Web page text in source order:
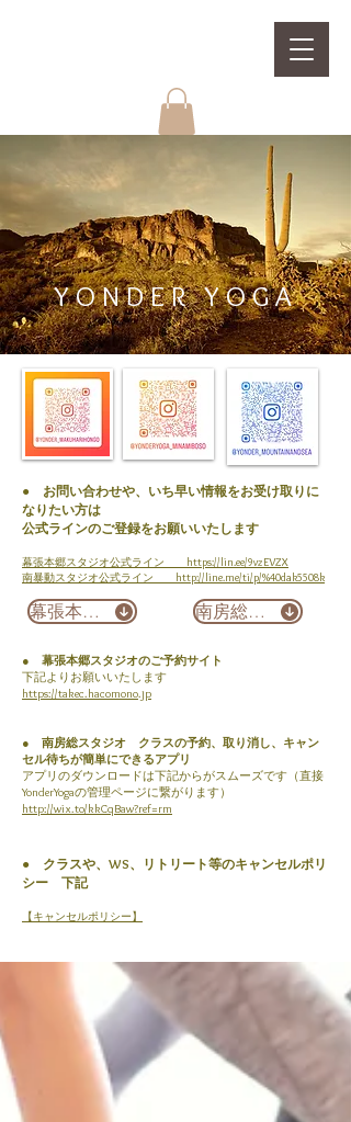
YONDER YOGA
● お問い合わせや、 いち早い情報をお受け取りに
なりたい方は
公式ラインのご登録をお願いいたします
幕張本郷スタジオ公式ライン https://lin.ee/9vzEVZX
南暴動スタジオ公式ライン http://line.me/ti/p/%40dak5508k
幕張本郷 Download 南房総 Download
● 幕張本郷スタジオのご予約サイト
下記よりお願いいたします
https://takec.hacomono.jp
● 南房総スタジオ クラスの予約、取り消し、キャン
セル待ちが簡単にできるアプリ
アプリのダウンロードは下記からがスムーズです（直接
YonderYogaの管理ページに繋がります）
http://wix.to/kkCqBaw?ref=rm
● クラスや、WS、リトリート等のキャンセルポリ
シー 下記
【キャンセルポリシー】